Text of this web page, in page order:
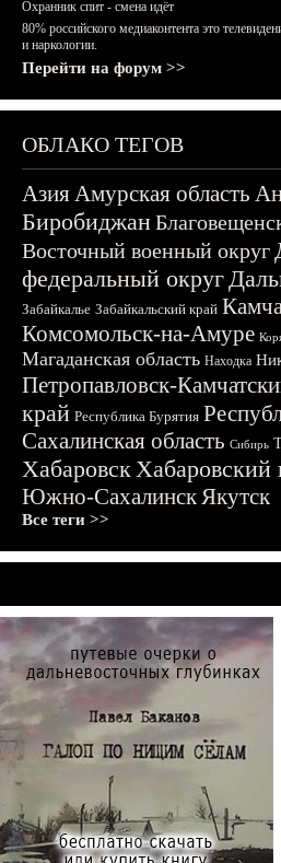
Охранник спит - смена идёт
80% российского медиаконтента это
и наркологии.
Перейти на форум >>
ОБЛАКО ТЕГОВ
АзияАмурская область
Биробиджан
Восточный военный округ
федеральный округ
Забайкалье Забайкальский край
Комсомольск-на-Амуре
Магаданская область Находка
Петропавловск-
край Республика Бурятия
Сахалинская область Сибирь
ХабаровскХабаровский
Южно-СахалинскЯкутск
Все теги >>